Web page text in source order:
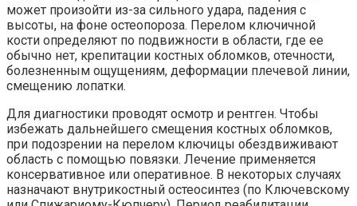
может произойти из-за сильного удара, падения с
высоты, на фоне остеопороза. Перелом ключичной
кости определяют по подвижности в области, где ее
обычно нет, крепитации костных обломков, отечности,
болезненным ощущениям, деформации плечевой линии,
смещению лопатки.
Для диагностики проводят осмотр и рентген. Чтобы
избежать дальнейшего смещения костных обломков,
при подозрении на перелом ключицы обездвиживают
область с помощью повязки. Лечение применяется
консервативное или оперативное. В некоторых случаях
назначают внутрикостный остеосинтез (по Ключевскому